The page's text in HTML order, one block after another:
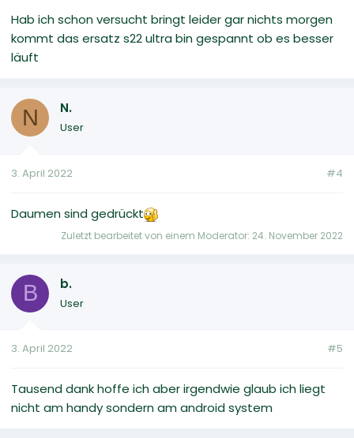
Hab ich schon versucht bringt leider gar nichts morgen
kommt das ersatz s22 ultra bin gespannt ob es besser
läuft
N N.
User
3. April 2022 #4
Daumen sind gedrückt
Zuletzt bearbeitet von einem Moderator: 24. November 2022
B b.
User
3. April 2022 #5
Tausend dank hoffe ich aber irgendwie glaub ich liegt
nicht am handy sondern am android system